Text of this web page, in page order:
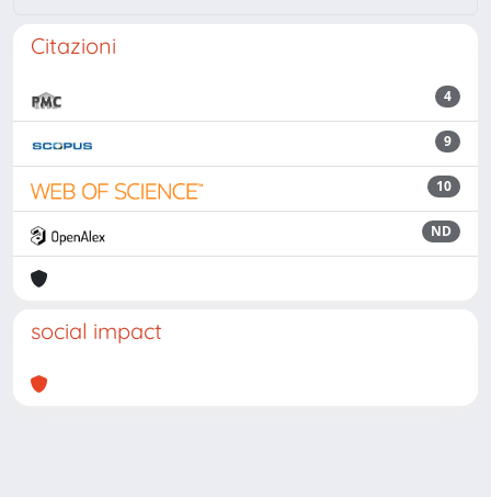
Citazioni
4
9
10
ND
social impact